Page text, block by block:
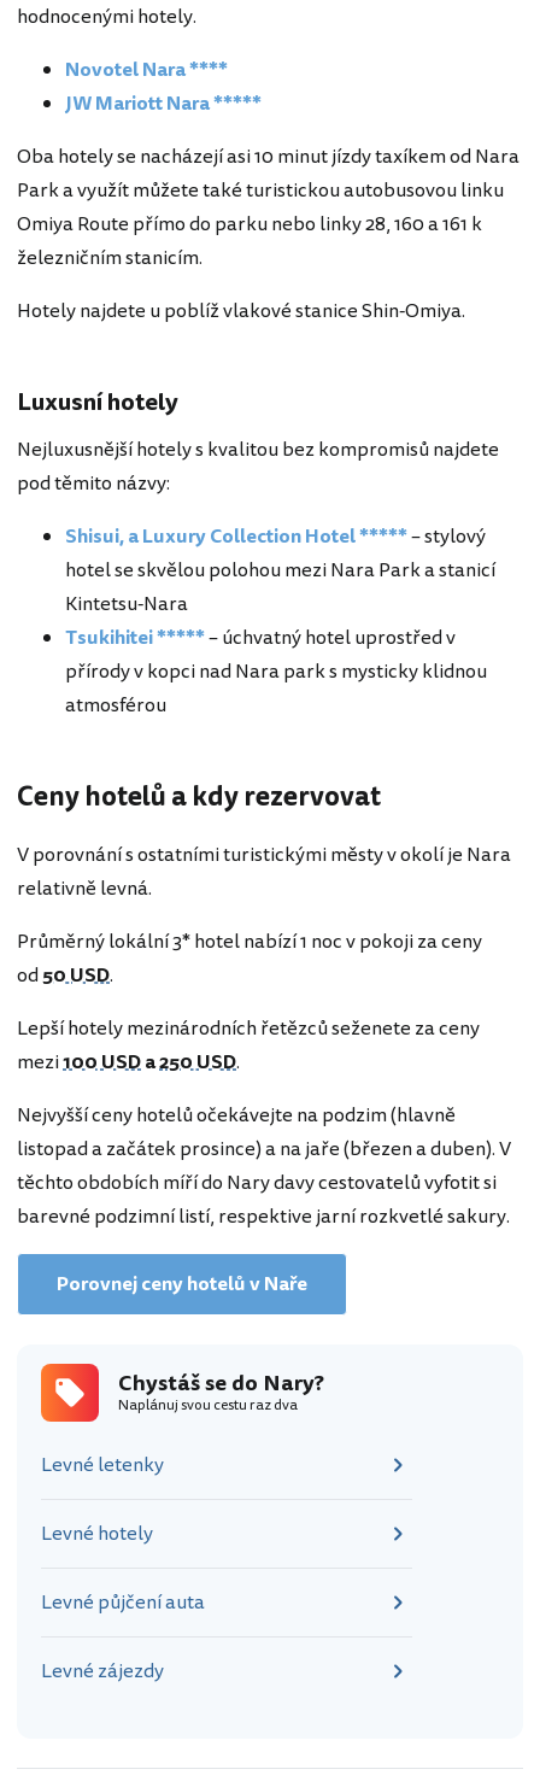
hodnocenými hotely.
Novotel Nara ****
JW Mariott Nara *****
Oba hotely se nacházejí asi 10 minut jízdy taxíkem od Nara
Park a využít můžete také turistickou autobusovou linku
Omiya Route přímo do parku nebo linky 28, 160 a 161 k
železničním stanicím.
Hotely najdete u poblíž vlakové stanice Shin-Omiya.
Luxusní hotely
Nejluxusnější hotely s kvalitou bez kompromisů najdete
pod těmito názvy:
Shisui, a Luxury Collection Hotel *****– stylový
hotel se skvělou polohou mezi Nara Park a stanicí
Kintetsu-Nara
Tsukihitei *****– úchvatný hotel uprostřed v
přírody v kopci nad Nara park s mysticky klidnou
atmosférou
Ceny hotelů a kdy rezervovat
V porovnání s ostatními turistickými městy v okolí je Nara
relativně levná.
Průměrný lokální 3* hotel nabízí 1 noc v pokoji za ceny
od50 USD.
Lepší hotely mezinárodních řetězců seženete za ceny
mezi100 USDa250 USD.
Nejvyšší ceny hotelů očekávejte na podzim (hlavně
listopad a začátek prosince) a na jaře (březen a duben). V
těchto obdobích míří do Nary davy cestovatelů vyfotit si
barevné podzimní listí, respektive jarní rozkvetlé sakury.
Porovnej ceny hotelů v Naře
Chystáš se do Nary?
Naplánuj svou cestu raz dva
Levné letenky
Levné hotely
Levné půjčení auta
Levné zájezdy